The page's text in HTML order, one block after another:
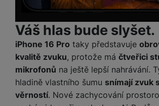
e
H
e
r
ní
m
y
ši
R
m
č
k
y
p
r
w
r
a
n
k
y
p
M
r
o
S
D
X
C
ti
é
di
J
e
d
Váš hlas bude slyšet.
iPhone 16 Pro taky představuje
kvalitě zvuku, protože má čtveřici
mikrofonů na ještě lepší nahrávání.
hladině vlastního šumu snímají zvuk
věrností. Nové zachycování